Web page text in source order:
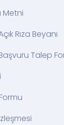
Metni
Rıza Beyanı
Talep